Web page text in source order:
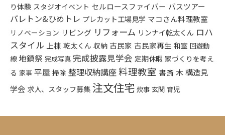
り体験 スタジオイベント セルロースファイバー バスツアー
バレトン&ひめトレ プレカット工場見学 マコさん料理教室
リノベーション リビング リフォーム リンナイ乾太くん ロハ
スタイル 上棟 乾太くん 収納 古民家 古民家再生 和室 回遊動
線 地鎮祭 完成写真 完成披露見学会 定期休暇 家づくりを考え
る 家事 平屋 掃除 整理収納講座料理教室 書斎 木構造見
学会 求人、スタッフ募集注文住宅 炊事 玄関 育児